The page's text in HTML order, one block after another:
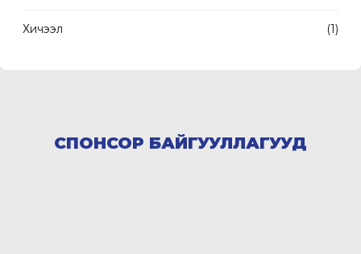
Хичээл (1)
СПОНСОР БАЙГУУЛЛАГУУД